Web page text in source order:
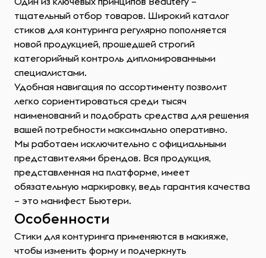
тщательный отбор товаров. Широкий каталог
стиков для контуринга регулярно пополняется
новой продукцией, прошедшей строгий
категорийный контроль дипломированными
специалистами.
Удобная навигация по ассортименту позволит
легко сориентироваться среди тысяч
наименований и подобрать средства для решения
вашей потребности максимально оперативно.
Мы работаем исключительно с официальными
представителями брендов. Вся продукция,
представленная на платформе, имеет
обязательную маркировку, ведь гарантия качества
– это манифест Бьютери.
Особенности
Стики для контуринга применяются в макияже,
чтобы изменить форму и подчеркнуть